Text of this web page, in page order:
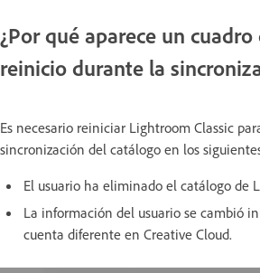
¿Por qué aparece un
reinicio durante la
Es necesario reiniciar Lightroom Classic
sincronización del catálogo en los
El usuario ha eliminado el catálogo de
La información del usuario se cambió
cuenta diferente en Creative Cloud.